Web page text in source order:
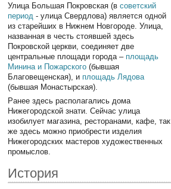
Улица Большая Покровская (всоветский
период - улица Свердлова) является одной
из старейших в Нижнем Новгороде. Улица,
названная в честь стоявшей здесь
Покровской церкви, соединяет две
центральные площади города – площадь
Минина и Пожарского (бывшая
Благовещенская), и площадь Лядова
(бывшая Монастырская).
Ранее здесь располагались дома
Нижегородской знати. Сейчас улица
изобилует магазина, ресторанами, кафе, так
же здесь можно приобрести изделия
Нижегородских мастеров художественных
промыслов.
История